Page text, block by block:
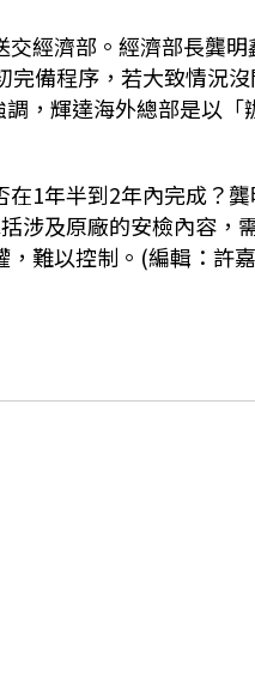
經濟部。經濟部長龔
備程序，若大致情況
，輝達海外總部是以
1年半到2年內完成？
涉及原廠的安檢內容，
難以控制。(編輯：許